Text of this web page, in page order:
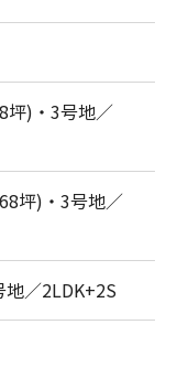
坪)・3号地／
坪)・3号地／
／2LDK+2S